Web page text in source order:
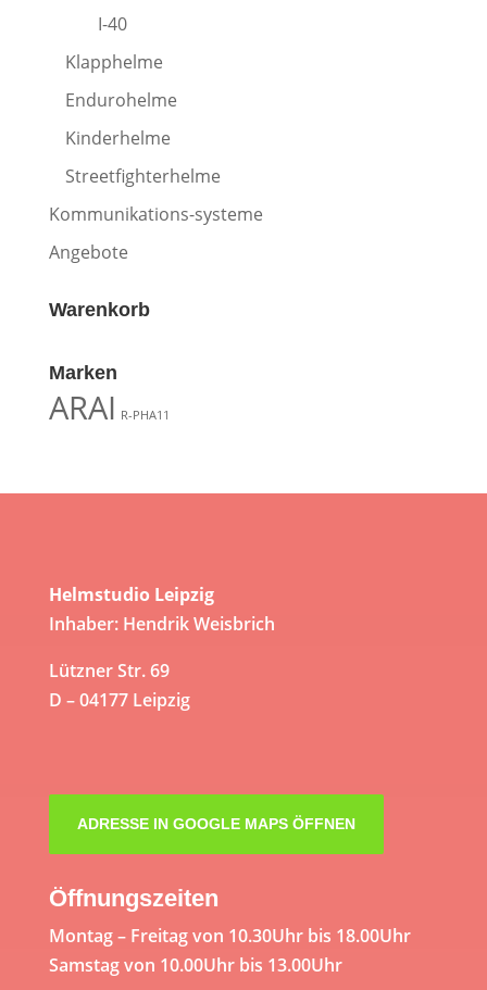
I-40
Klapphelme
Endurohelme
Kinderhelme
Streetfighterhelme
Kommunikations-systeme
Angebote
Warenkorb
Marken
ARAI R-PHA11
Helmstudio Leipzig
Inhaber: Hendrik Weisbrich
Lützner Str. 69
D – 04177 Leipzig
ADRESSE IN GOOGLE MAPS ÖFFNEN
Öffnungszeiten
Montag – Freitag von 10.30Uhr bis 18.00Uhr
Samstag von 10.00Uhr bis 13.00Uhr